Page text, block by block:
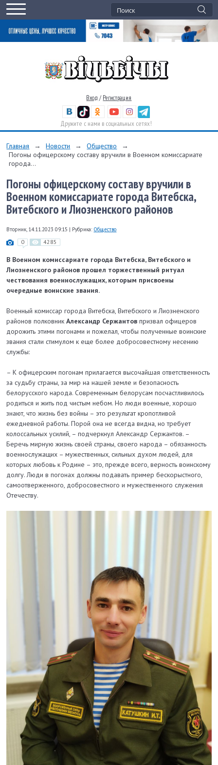
Вход / Регистрация
Дружите с нами в социальных сетях!
Главная → Новости → Общество
→
Погоны офицерскому составу вручили в Военном комиссариате
города...
Погоны офицерскому составу вручили в
Военном комиссариате города Витебска,
Витебского и Лиозненского районов
Вторник, 14.11.2023 09:15 | Рубрика: Общество
0 4285
В Военном комиссариате города Витебска, Витебского и
Лиозненского районов прошел торжественный ритуал
чествования военнослужащих, которым присвоены
очередные воинские звания.
Военный комиссар города Витебска, Витебского и Лиозненского
районов полковникАлександр Сержантов призвал офицеров
дорожить этими погонами и пожелал, чтобы полученные воинские
звания стали стимулом к еще более добросовестному несению
службы:
– К офицерским погонам прилагается высочайшая ответственность
за судьбу страны, за мир на нашей земле и безопасность
белорусского народа. Современным белорусам посчастливилось
родиться и жить под чистым небом. Но люди военные, хорошо
знают, что жизнь без войны – это результат кропотливой
ежедневной работы. Порой она не всегда видна, но требует
колоссальных усилий, – подчеркнул Александр Сержантов. –
Беречь мирную жизнь своей страны, своего народа – обязанность
военнослужащих – мужественных, сильных духом людей, для
которых любовь к Родине – это, прежде всего, верность воинскому
долгу. Люди в погонах должны подавать пример бескорыстного,
самоотверженного, добросовестного и мужественного служения
Отечеству.